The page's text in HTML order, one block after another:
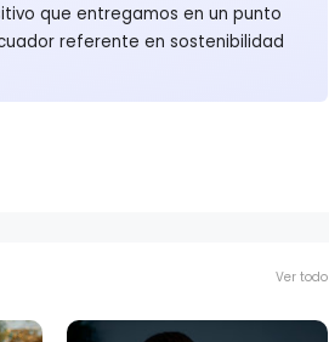
que entregamos en un punto
referente en sostenibilidad
Ver todo